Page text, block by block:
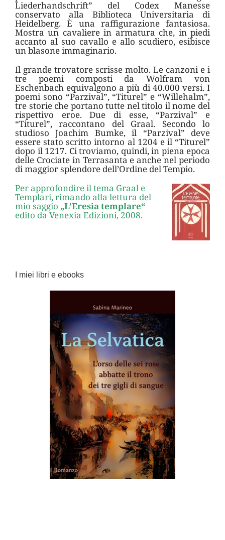
Liederhandschrift” del Codex Manesse
conservato alla Biblioteca Universitaria di
Heidelberg. È una raffigurazione fantasiosa.
Mostra un cavaliere in armatura che, in piedi
accanto al suo cavallo e allo scudiero, esibisce
un blasone immaginario.
Il grande trovatore scrisse molto. Le canzoni e i
tre poemi composti da Wolfram von
Eschenbach equivalgono a più di 40.000 versi. I
poemi sono “Parzival”, “Titurel” e “Willehalm”,
tre storie che portano tutte nel titolo il nome del
rispettivo eroe. Due di esse, “Parzival” e
“Titurel”, raccontano del Graal. Secondo lo
studioso Joachim Bumke, il “Parzival” deve
essere stato scritto intorno al 1204 e il “Titurel”
dopo il 1217. Ci troviamo, quindi, in piena epoca
delle Crociate in Terrasanta e anche nel periodo
di maggior splendore dell’Ordine del Tempio.
Per approfondire il tema Graal e
Templari, rimando alla lettura del
mio saggio „L’Eresia templare“
edito da Venexia Edizioni, 2008.
I miei libri e ebooks